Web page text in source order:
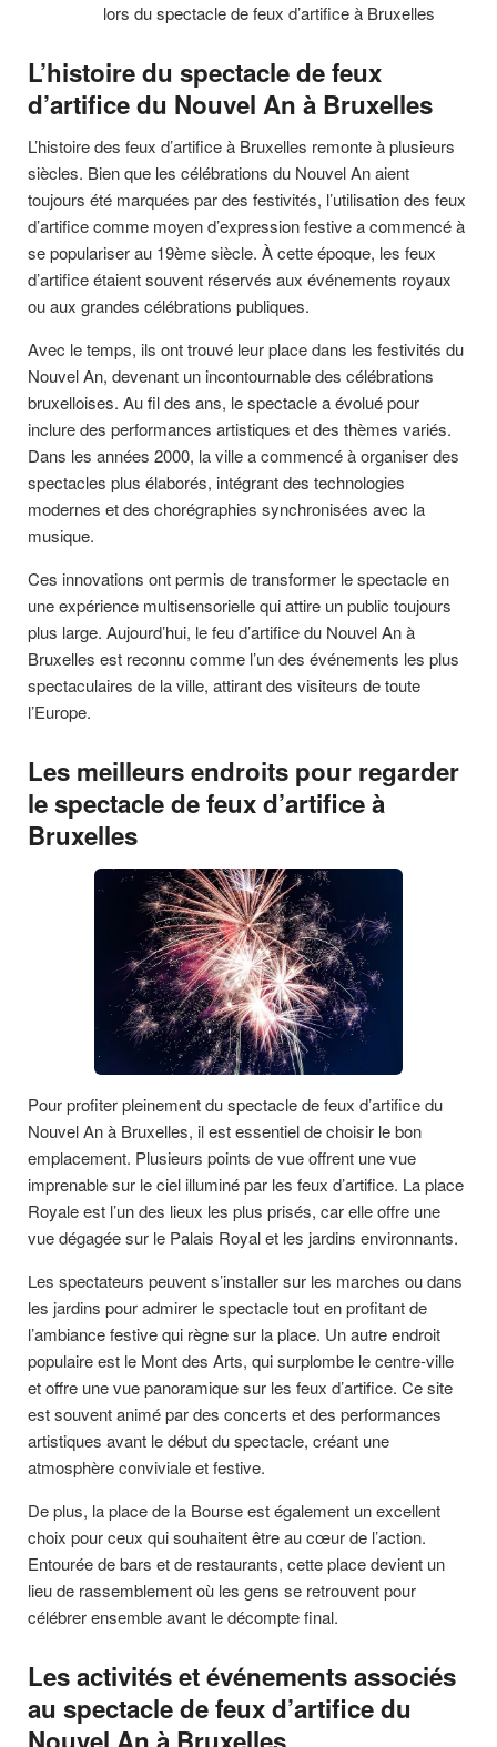
lors du spectacle de feux d’artifice à Bruxelles
L’histoire du spectacle de feux
d’artifice du Nouvel An à Bruxelles
L’histoire des feux d’artifice à Bruxelles remonte à plusieurs
siècles. Bien que les célébrations du Nouvel An aient
toujours été marquées par des festivités, l’utilisation des feux
d’artifice comme moyen d’expression festive a commencé à
se populariser au 19ème siècle. À cette époque, les feux
d’artifice étaient souvent réservés aux événements royaux
ou aux grandes célébrations publiques.
Avec le temps, ils ont trouvé leur place dans les festivités du
Nouvel An, devenant un incontournable des célébrations
bruxelloises. Au fil des ans, le spectacle a évolué pour
inclure des performances artistiques et des thèmes variés.
Dans les années 2000, la ville a commencé à organiser des
spectacles plus élaborés, intégrant des technologies
modernes et des chorégraphies synchronisées avec la
musique.
Ces innovations ont permis de transformer le spectacle en
une expérience multisensorielle qui attire un public toujours
plus large. Aujourd’hui, le feu d’artifice du Nouvel An à
Bruxelles est reconnu comme l’un des événements les plus
spectaculaires de la ville, attirant des visiteurs de toute
l’Europe.
Les meilleurs endroits pour regarder
le spectacle de feux d’artifice à
Bruxelles
Pour profiter pleinement du spectacle de feux d’artifice du
Nouvel An à Bruxelles, il est essentiel de choisir le bon
emplacement. Plusieurs points de vue offrent une vue
imprenable sur le ciel illuminé par les feux d’artifice. La place
Royale est l’un des lieux les plus prisés, car elle offre une
vue dégagée sur le Palais Royal et les jardins environnants.
Les spectateurs peuvent s’installer sur les marches ou dans
les jardins pour admirer le spectacle tout en profitant de
l’ambiance festive qui règne sur la place. Un autre endroit
populaire est le Mont des Arts, qui surplombe le centre-ville
et offre une vue panoramique sur les feux d’artifice. Ce site
est souvent animé par des concerts et des performances
artistiques avant le début du spectacle, créant une
atmosphère conviviale et festive.
De plus, la place de la Bourse est également un excellent
choix pour ceux qui souhaitent être au cœur de l’action.
Entourée de bars et de restaurants, cette place devient un
lieu de rassemblement où les gens se retrouvent pour
célébrer ensemble avant le décompte final.
Les activités et événements associés
au spectacle de feux d’artifice du